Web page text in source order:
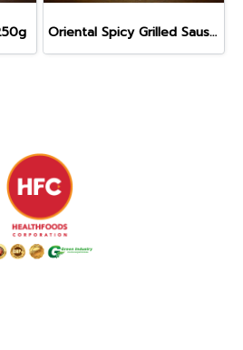
Oriental Spicy Grilled Sausage 250 g